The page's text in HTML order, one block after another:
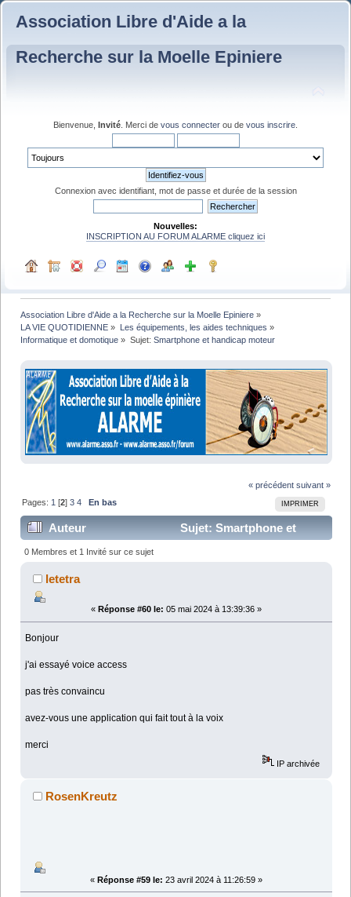
Association Libre d'Aide a la
Recherche sur la Moelle Epiniere
Bienvenue, Invité . Merci de vous connecter ou de vous inscrire
Connexion avec identifiant, mot de passe et durée de la session
Nouvelles:
INSCRIPTION AU FORUM ALARME cliquez ici
Association Libre d'Aide a la Recherche sur la Moelle Epiniere »
LA VIE QUOTIDIENNE » Les équipements, les aides techniques »
Informatique et domotique » Sujet: Smartphone et handicap moteur
« précédent suivant »
IMPRIMER
Pages: 1 [2]3 4 En bas
Auteur
Sujet: Smartphone et
handicap moteur (Lu 103251 fois)
0 Membres et 1 Invité sur ce sujet
letetra
« Réponse #60 le: 05 mai 2024 à 13:39:36 »
Bonjour
j'ai essayé voice access
pas très convaincu
avez-vous une application qui fait tout à la voix
merci
IP archivée
RosenKreutz
« Réponse #59 le: 23 avril 2024 à 11:26:59 »